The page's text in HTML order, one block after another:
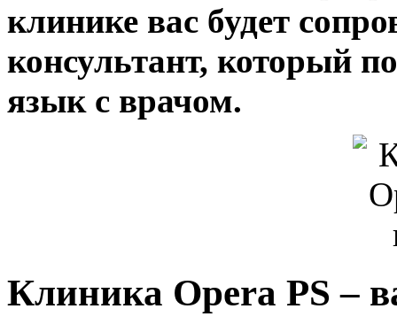
клинике вас будет
консультант, который
язык с врачом.
Клиника Opera PS –